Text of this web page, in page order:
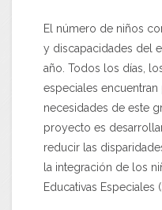
El número de niños
y discapacidades del
año. Todos los días,
especiales
necesidades de este
proyecto es
reducir las
la integración de los
Educativas Especiales